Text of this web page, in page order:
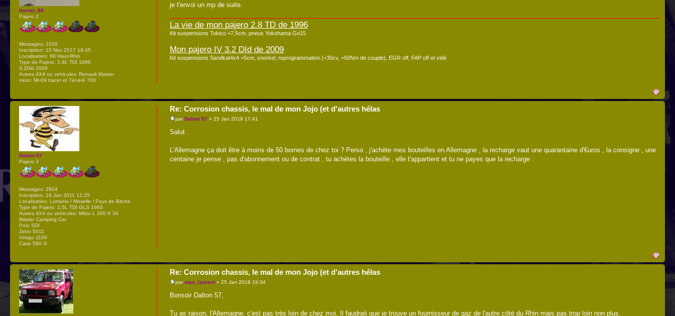
je t'envoi un mp de suite.
La vie de mon pajero 2.8 TD de 1996
Kit suspensions Tokico +7,5cm, pneus Yokohama Go15
Mon pajero IV 3.2 DId de 2009
Kit suspensions Sandkat4x4 +5cm, snorkel, reprogrammation (+30cv, +50Nm de couple), EGR off, FAP off et vidé
hornet_68
Pajero 2
Messages: 1026
Inscription: 10 Nov 2017 18:45
Localisation: 68 Haut-Rhin
Type de Pajero: 2,8L TDI 1996
3.2Did 2009
Autres 4X4 ou vehicules: Renault Master
moto: Mt-09 tracer et Ténéré 700
Re: Corrosion chassis, le mal de mon Jojo (et d'autres hélas
parDalton 57 » 25 Jan 2019 17:41
Salut .
L'Allemagne ça doit être à moins de 50 bornes de chez toi ? Perso , j'achète mes bouteilles en Allemagne , la recharge vaut une quarantaine d'€uros , la consigne , une
centaine je pense , pas d'abonnement ou de contrat , tu achètes la bouteille , elle t'appartient et tu ne payes que la recharge .
Dalton 57
Pajero 3
Messages: 2804
Inscription: 16 Jan 2011 12:25
Localisation: Lorraine / Moselle / Pays de Bitche
Type de Pajero: 2,5L TDI GLS 1993
Autres 4X4 ou vehicules: Mitsu L 200 K 34
Master Camping Car
Polo SDI
Zetor 5011
Virago 1100
Case 580 G
Re: Corrosion chassis, le mal de mon Jojo (et d'autres hélas
parstan_laurent » 25 Jan 2019 19:34
Bonsoir Dalton 57,
Tu as raison, l'Allemagne, c'est pas très loin de chez moi. Il faudrait que je trouve un fournisseur de gaz de l'autre côté du Rhin mais pas trop loin non plus.